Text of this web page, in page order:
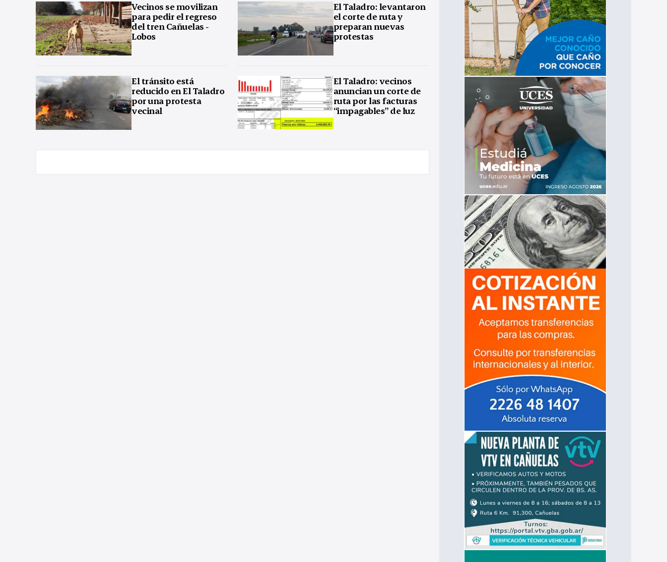
Vecinos se movilizan
para pedir el regreso
del tren Cañuelas -
Lobos
El Taladro: levantaron
el corte de ruta y
preparan nuevas
protestas
El tránsito está
reducido en El Taladro
por una protesta
vecinal
El Taladro: vecinos
anuncian un corte de
ruta por las facturas
“impagables” de luz